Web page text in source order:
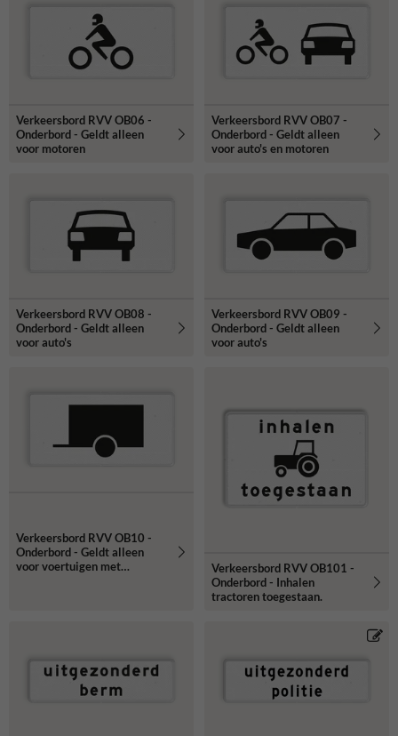
Verkeersbord RVV OB06 -
Onderbord - Geldt alleen
voor motoren
Verkeersbord RVV OB07 -
Onderbord - Geldt alleen
voor auto's en motoren
Verkeersbord RVV OB08 -
Onderbord - Geldt alleen
voor auto's
Verkeersbord RVV OB09 -
Onderbord - Geldt alleen
voor auto's
Verkeersbord RVV OB10 -
Onderbord - Geldt alleen
voor voertuigen met
Verkeersbord RVV OB101 -
Onderbord - Inhalen
tractoren toegestaan.